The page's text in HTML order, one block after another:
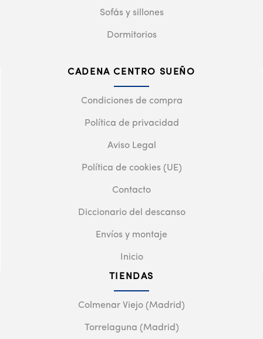
Sofás y sillones
Dormitorios
CADENA CENTRO SUEÑO
Condiciones de compra
Política de privacidad
Aviso Legal
Política de cookies (UE)
Contacto
Diccionario del descanso
Envíos y montaje
Inicio
TIENDAS
Colmenar Viejo (Madrid)
Torrelaguna (Madrid)